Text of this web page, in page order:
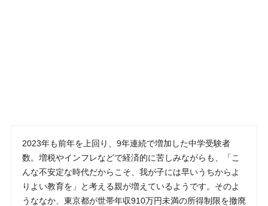
2023年も前年を上回り、9年連続で増加した中学受験者
数。増税やインフレなどで経済的に苦しみながらも、「こ
んな不安定な時代だからこそ、我が子には早いうちからよ
りよい教育を」と考える親が増えているようです。そのよ
うななか、東京都が世帯年収910万円未満の所得制限を撤廃